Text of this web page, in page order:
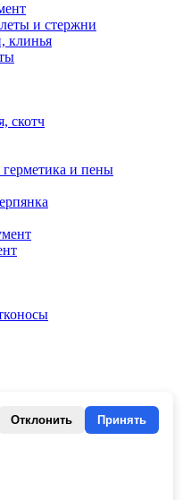
и стержни
клинья
скотч
и пены
кернеры
колец
Отклонить Принять